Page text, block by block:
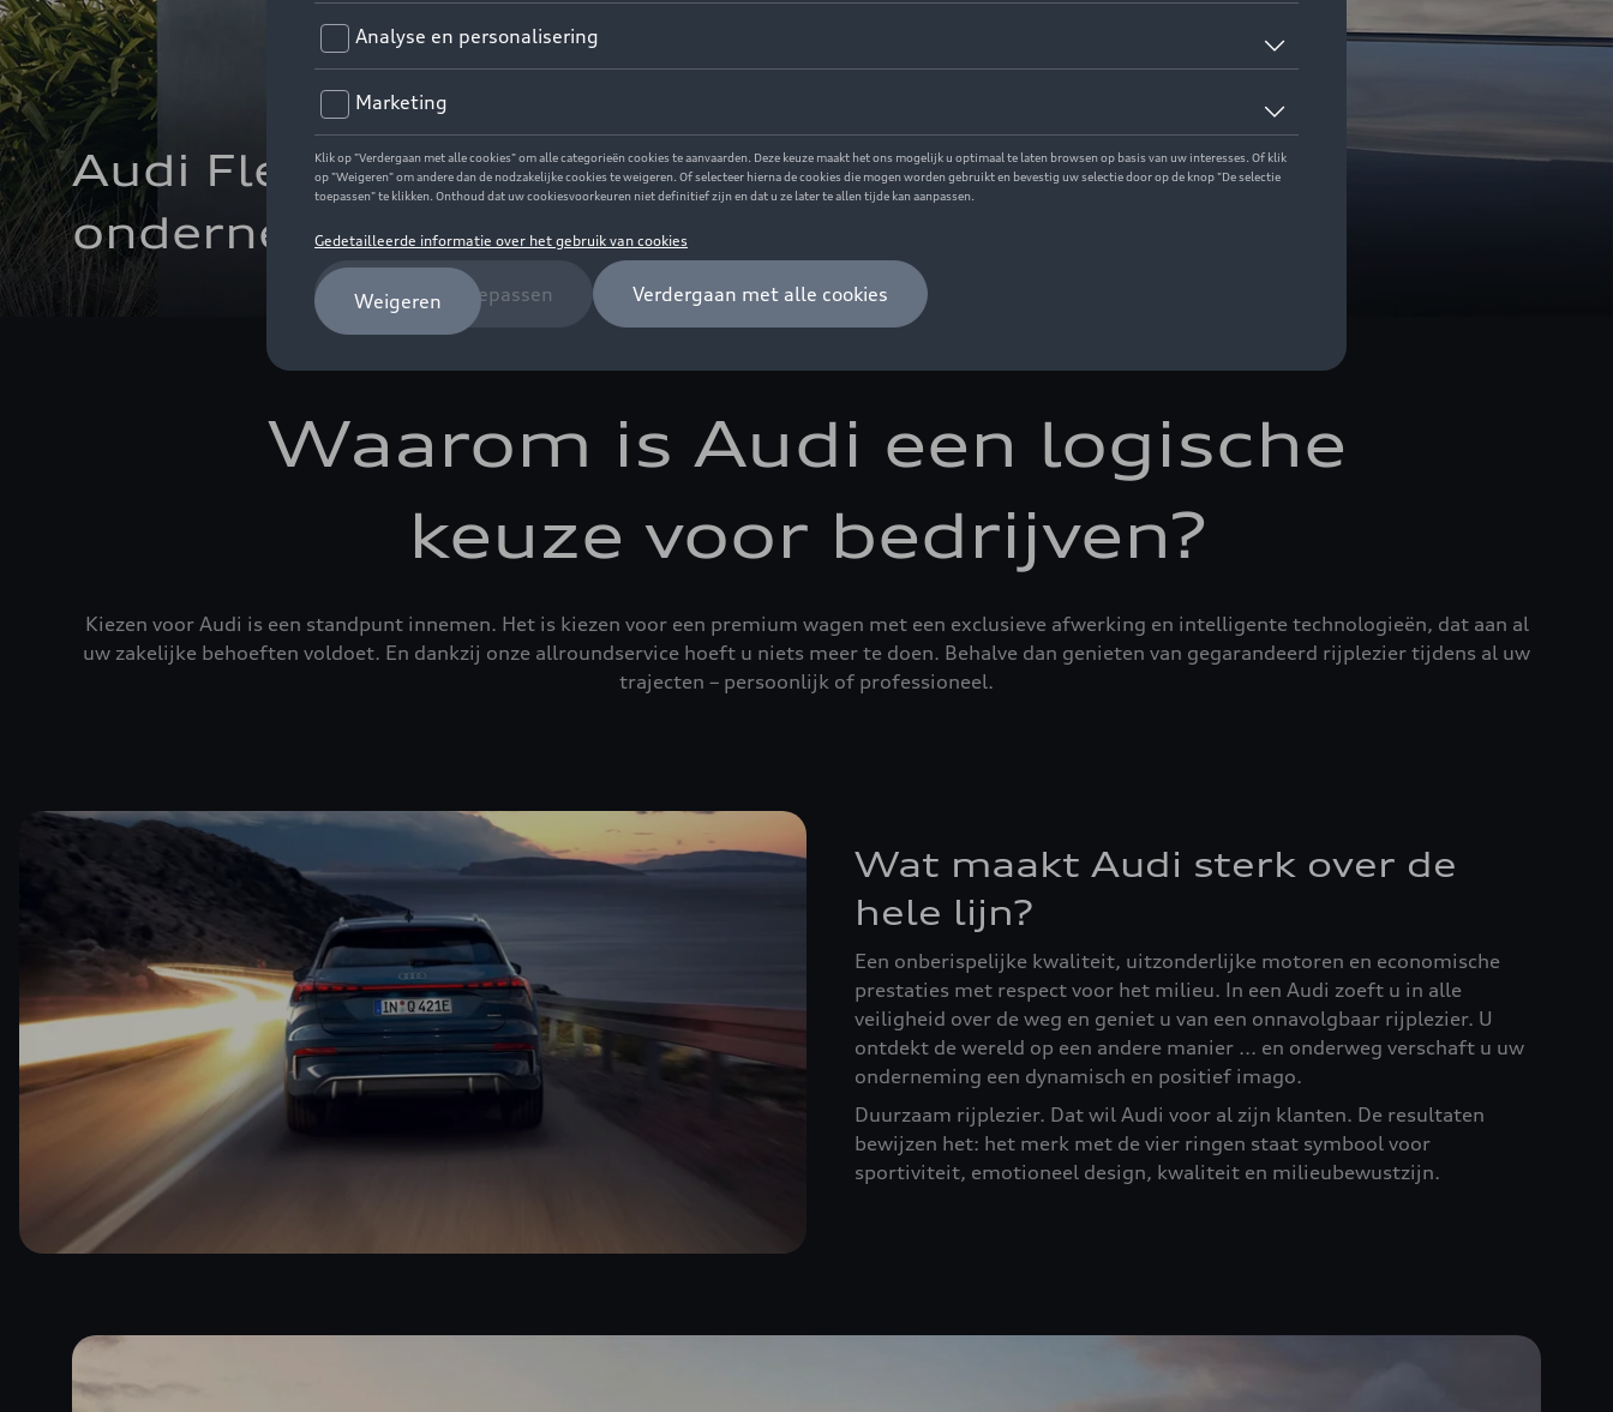
Audi Fleet – Fleetbeheer voor zelfstandigen &
ondernemingen
Waarom is Audi een logische
keuze voor bedrijven?
Kiezen voor Audi is een standpunt innemen. Het is kiezen voor een premium wagen met een exclusieve afwerking en intelligente technologieën, dat aan al
uw zakelijke behoeften voldoet. En dankzij onze allroundservice hoeft u niets meer te doen. Behalve dan genieten van gegarandeerd rijplezier tijdens al uw
trajecten – persoonlijk of professioneel.
Wat maakt Audi sterk over de
hele lijn?
Een onberispelijke kwaliteit, uitzonderlijke motoren en economische
prestaties met respect voor het milieu. In een Audi zoeft u in alle
veiligheid over de weg en geniet u van een onnavolgbaar rijplezier. U
ontdekt de wereld op een andere manier ... en onderweg verschaft u uw
onderneming een dynamisch en positief imago.
Duurzaam rijplezier. Dat wil Audi voor al zijn klanten. De resultaten
bewijzen het: het merk met de vier ringen staat symbool voor
sportiviteit, emotioneel design, kwaliteit en milieubewustzijn.